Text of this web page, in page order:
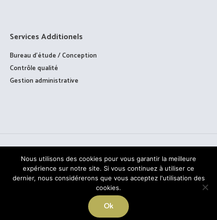
Services Additionels
Bureau d’étude / Conception
Contrôle qualité
Gestion administrative
TOUS DROITS RÉSERVÉS © PAAGE - 2020
Nous utilisons des cookies pour vous garantir la meilleure
expérience sur notre site. Si vous continuez à utiliser ce
dernier, nous considérerons que vous acceptez l'utilisation des
cookies.
Ok